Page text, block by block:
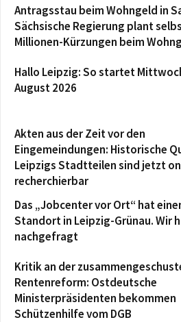
Antragsstau beim Wohngeld in
Sächsische Regierung plant
Millionen-Kürzungen beim
Hallo Leipzig: So startet
August 2026
Akten aus der Zeit vor den
Eingemeindungen: Historische
Leipzigs Stadtteilen sind jetzt
recherchierbar
Das „Jobcenter vor Ort“ hat
Standort in Leipzig-Grünau. Wir
nachgefragt
Kritik an der
Rentenreform: Ostdeutsche
Ministerpräsidenten bekommen
Schützenhilfe vom DGB